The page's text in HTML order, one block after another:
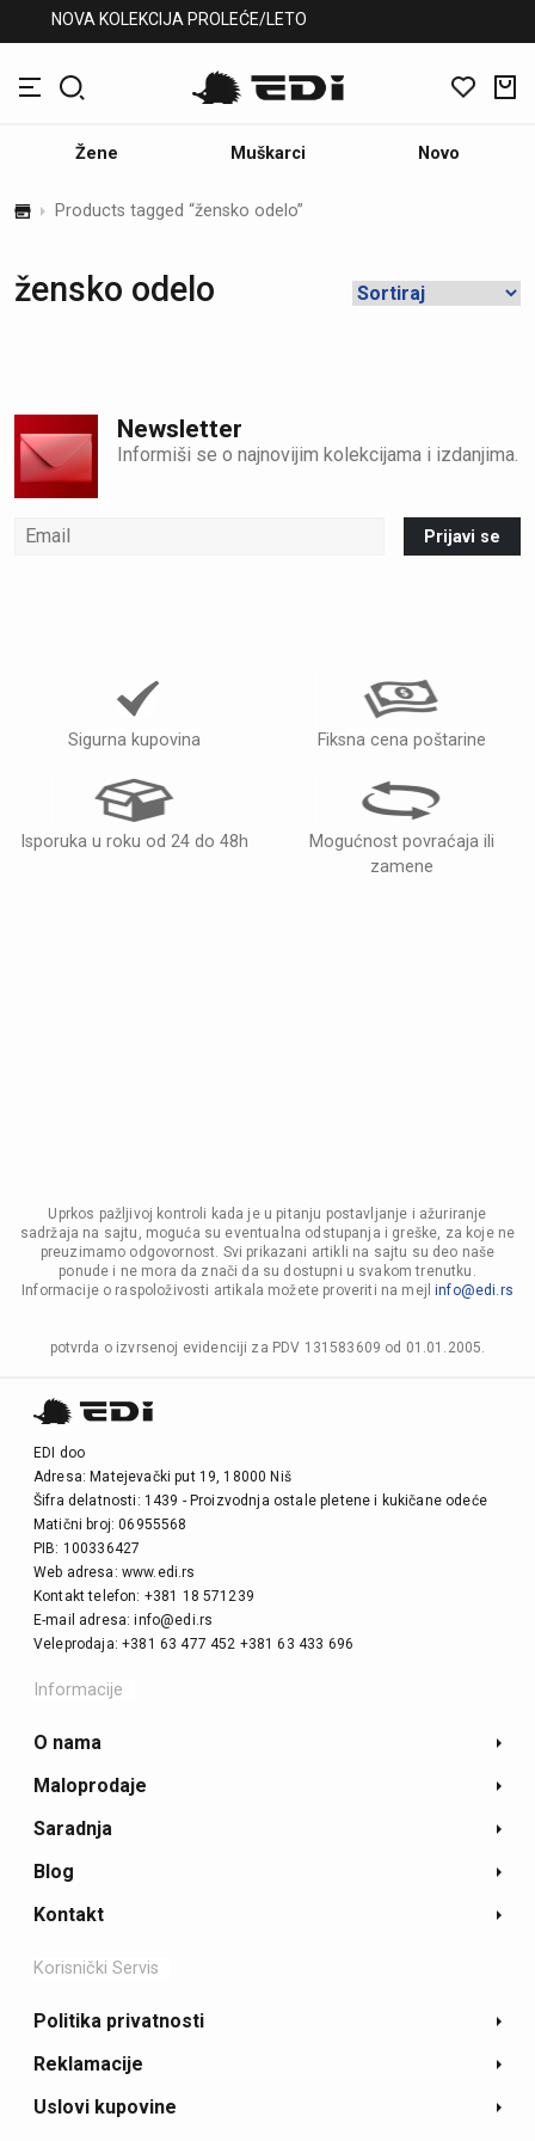
NOVA KOLEKCIJA PROLEĆE/LETO
Žene Muškarci Novo
Products tagged “žensko odelo”
žensko odelo
Newsletter
Informiši se o najnovijim kolekcijama i izdanjima.
Prijavi se
Sigurna kupovina Fiksna cena poštarine
Isporuka u roku od 24 do 48h
Mogućnost povraćaja ili
zamene
Uprkos pažljivoj kontroli kada je u pitanju postavljanje i ažuriranje
sadržaja na sajtu, moguća su eventualna odstupanja i greške, za koje ne
preuzimamo odgovornost. Svi prikazani artikli na sajtu su deo naše
ponude i ne mora da znači da su dostupni u svakom trenutku.
Informacije o raspoloživosti artikala možete proveriti na mejlinfo@edi.rs
potvrda o izvrsenoj evidenciji za PDV 131583609 od 01.01.2005.
EDI doo
Adresa: Matejevački put 19, 18000 Niš
Šifra delatnosti: 1439 - Proizvodnja ostale pletene i kukičane odeće
Matični broj: 06955568
PIB: 100336427
Web adresa: www.edi.rs
Kontakt telefon: +381 18 571239
E-mail adresa: info@edi.rs
Veleprodaja: +381 63 477 452 +381 63 433 696
Informacije
O nama
Maloprodaje
Saradnja
Blog
Kontakt
Korisnički Servis
Politika privatnosti
Reklamacije
Uslovi kupovine